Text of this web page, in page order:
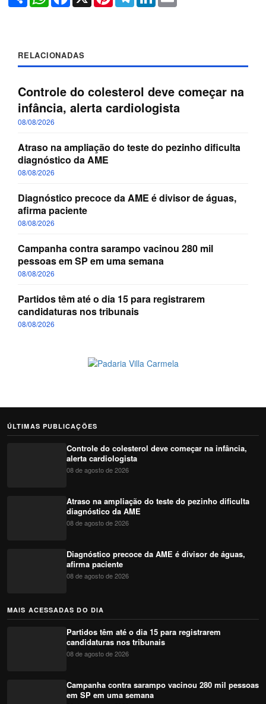
RELACIONADAS
Controle do colesterol deve começar na
infância, alerta cardiologista
08/08/2026
Atraso na ampliação do teste do pezinho dificulta
diagnóstico da AME
08/08/2026
Diagnóstico precoce da AME é divisor de águas,
afirma paciente
08/08/2026
Campanha contra sarampo vacinou 280 mil
pessoas em SP em uma semana
08/08/2026
Partidos têm até o dia 15 para registrarem
candidaturas nos tribunais
08/08/2026
ÚLTIMAS PUBLICAÇÕES
Controle do colesterol deve começar na infância,
alerta cardiologista
08 de agosto de 2026
Atraso na ampliação do teste do pezinho dificulta
diagnóstico da AME
08 de agosto de 2026
Diagnóstico precoce da AME é divisor de águas,
afirma paciente
08 de agosto de 2026
MAIS ACESSADAS DO DIA
Partidos têm até o dia 15 para registrarem
candidaturas nos tribunais
08 de agosto de 2026
Campanha contra sarampo vacinou 280 mil pessoas
em SP em uma semana